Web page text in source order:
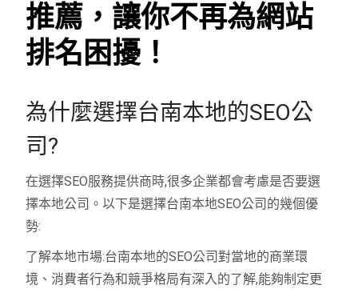
推薦，讓你不再為網站
排名困擾！
為什麼選擇台南本地的SEO公
司?
在選擇SEO服務提供商時,很多企業都會考慮是否要選
擇本地公司。以下是選擇台南本地SEO公司的幾個優
勢:
了解本地市場:台南本地的SEO公司對當地的商業環
境、消費者行為和競爭格局有深入的了解,能夠制定更